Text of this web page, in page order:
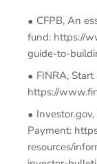
CFPB, An
fund: https://
guide-to-
FINRA,
https://
Payment:
resources/